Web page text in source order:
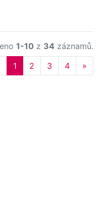
1-10 z 34 záznamů.
Previous
1 2 3 4 »